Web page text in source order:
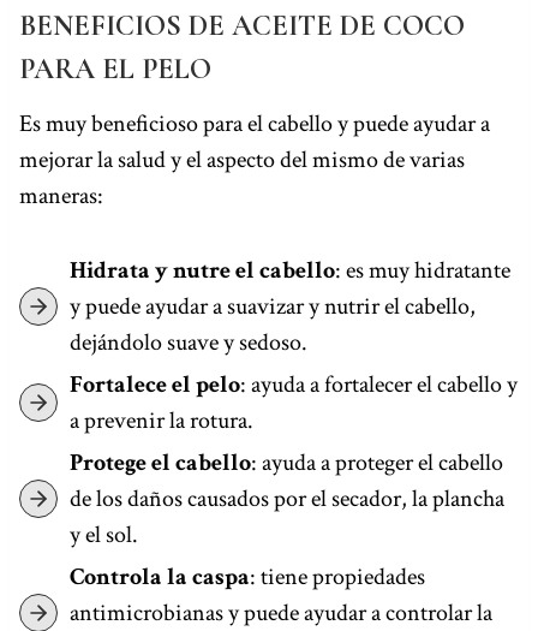
BENEFICIOS DE ACEITE DE COCO
PARA EL PELO
Es muy beneficioso para el cabello y puede ayudar a
mejorar la salud y el aspecto del mismo de varias
maneras:
Hidrata y nutre el cabello: es muy hidratante
y puede ayudar a suavizar y nutrir el cabello,
dejándolo suave y sedoso.
Fortalece el pelo: ayuda a fortalecer el cabello y
a prevenir la rotura.
Protege el cabello: ayuda a proteger el cabello
de los daños causados por el secador, la plancha
y el sol.
Controla la caspa: tiene propiedades
antimicrobianas y puede ayudar a controlar la